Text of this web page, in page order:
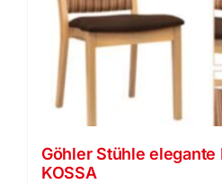
Göhler Stühle
KOSSA